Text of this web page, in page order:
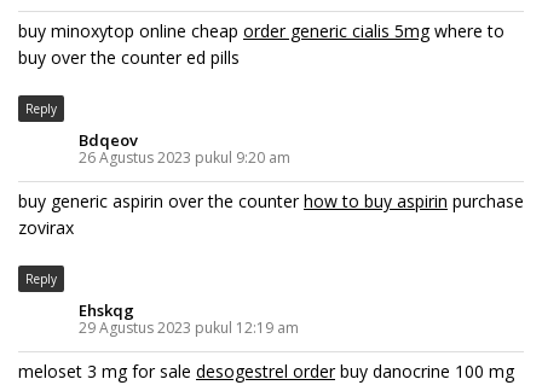
buy minoxytop online cheap order generic cialis 5mgwhere to
buy over the counter ed pills
Reply
Bdqeov
26 Agustus 2023 pukul 9:20 am
buy generic aspirin over the counterhow to buy aspirin purchase
zovirax
Reply
Ehskqg
29 Agustus 2023 pukul 12:19 am
meloset 3 mg for sale desogestrel orderbuy danocrine 100 mg